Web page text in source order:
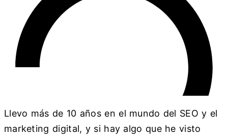
Llevo más de 10 años en el mundo del SEO y el
marketing digital, y si hay algo que he visto